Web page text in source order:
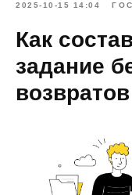
2025-10-15 14:04
Как
задание
возвратов